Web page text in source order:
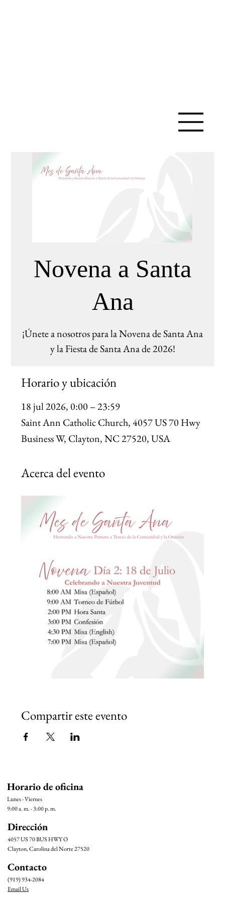
Novena a Santa
Ana
¡Únete a nosotros para la Novena de Santa Ana
y la Fiesta de Santa Ana de 2026!
Horario y ubicación
18 jul 2026, 0:00 – 23:59
Saint Ann Catholic Church, 4057 US 70 Hwy
Business W, Clayton, NC 27520, USA
Acerca del evento
Compartir este evento
Horario de oficina
Lunes - Viernes
9:00 a. m. - 3:00 p. m.
Dirección
4057 US 70 BUS HWY O
Clayton, Carolina del Norte 27520
Contacto
(919) 934-2084
Email Us